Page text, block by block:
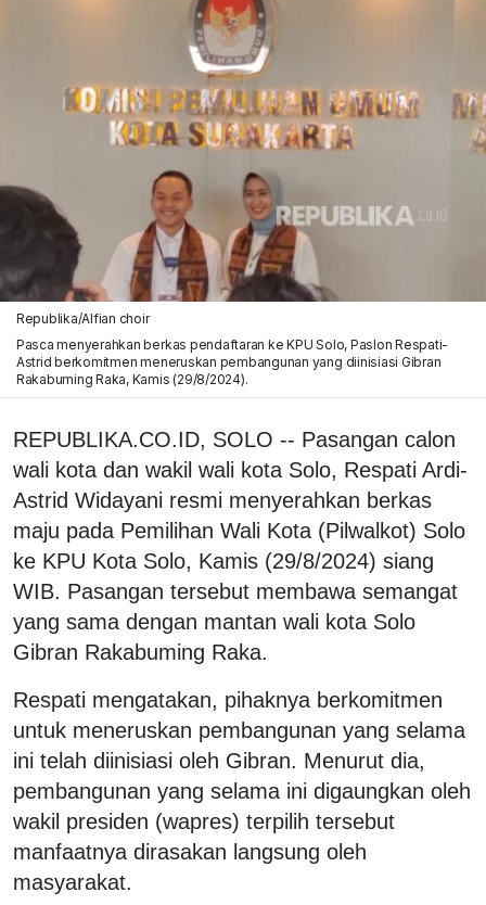
Republika/Alfian choir
Pasca menyerahkan berkas pendaftaran ke KPU Solo, Paslon Respati-
Astrid berkomitmen meneruskan pembangunan yang diinisiasi Gibran
Rakabuming Raka, Kamis (29/8/2024).
REPUBLIKA.CO.ID, SOLO -- Pasangan calon
wali kota dan wakil wali kota Solo, Respati Ardi-
Astrid Widayani resmi menyerahkan berkas
maju pada Pemilihan Wali Kota (Pilwalkot) Solo
ke KPU Kota Solo, Kamis (29/8/2024) siang
WIB. Pasangan tersebut membawa semangat
yang sama dengan mantan wali kota Solo
Gibran Rakabuming Raka.
Respati mengatakan, pihaknya berkomitmen
untuk meneruskan pembangunan yang selama
ini telah diinisiasi oleh Gibran. Menurut dia,
pembangunan yang selama ini digaungkan oleh
wakil presiden (wapres) terpilih tersebut
manfaatnya dirasakan langsung oleh
masyarakat.